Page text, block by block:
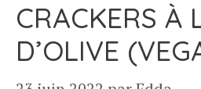
CRACKERS À
D’OLIVE